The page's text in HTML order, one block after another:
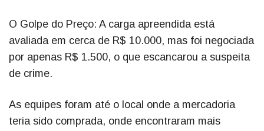
O Golpe do Preço: A carga apreendida está
avaliada em cerca de R$ 10.000, mas foi negociada
por apenas R$ 1.500, o que escancarou a suspeita
de crime.
As equipes foram até o local onde a mercadoria
teria sido comprada, onde encontraram mais